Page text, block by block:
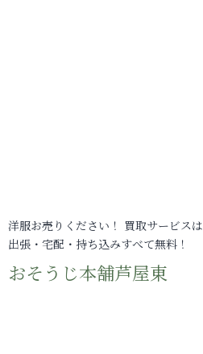
洋服お売りください！ 買取サービスは
出張・宅配・持ち込みすべて無料！
おそうじ本舗芦屋東